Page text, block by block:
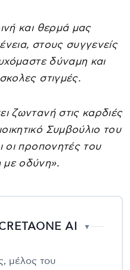
και θερμά μας
στους συγγενείς
δύναμη και
στιγμές.
ζωντανή στις καρδιές
Συμβούλιο του
οι προπονητές του
με οδύνη».
AI ▼
μέλος του